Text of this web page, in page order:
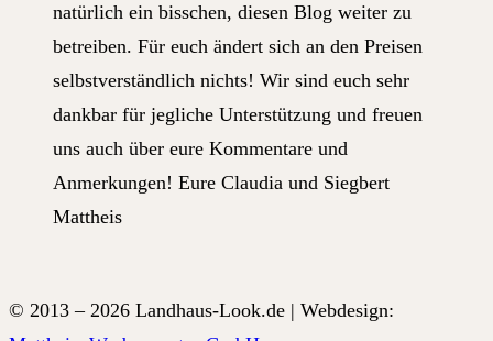
natürlich ein bisschen, diesen Blog weiter zu
betreiben. Für euch ändert sich an den Preisen
selbstverständlich nichts! Wir sind euch sehr
dankbar für jegliche Unterstützung und freuen
uns auch über eure Kommentare und
Anmerkungen! Eure Claudia und Siegbert
Mattheis
© 2013 – 2026 Landhaus-Look.de | Webdesign: